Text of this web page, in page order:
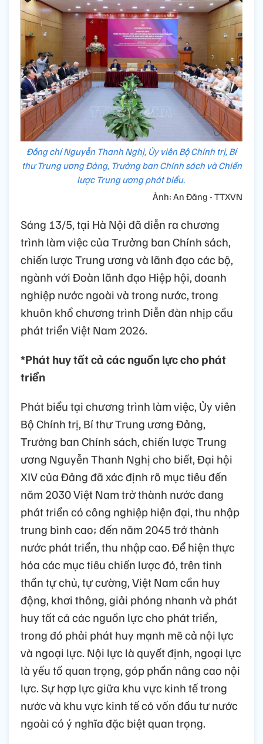
Đồng chí Nguyễn Thanh Nghị, Ủy viên Bộ Chính trị, Bí
thư Trung ương Đảng, Trưởng ban Chính sách và Chiến
lược Trung ương phát biểu.
Ảnh: An Đăng - TTXVN
Sáng 13/5, tại Hà Nội đã diễn ra chương
trình làm việc của Trưởng ban Chính sách,
chiến lược Trung ương và lãnh đạo các bộ,
ngành với Đoàn lãnh đạo Hiệp hội, doanh
nghiệp nước ngoài và trong nước, trong
khuôn khổ chương trình Diễn đàn nhịp cầu
phát triển Việt Nam 2026.
*Phát huy tất cả các nguồn lực cho phát
triển
Phát biểu tại chương trình làm việc, Ủy viên
Bộ Chính trị, Bí thư Trung ương Đảng,
Trưởng ban Chính sách, chiến lược Trung
ương Nguyễn Thanh Nghị cho biết, Đại hội
XIV của Đảng đã xác định rõ mục tiêu đến
năm 2030 Việt Nam trở thành nước đang
phát triển có công nghiệp hiện đại, thu nhập
trung bình cao; đến năm 2045 trở thành
nước phát triển, thu nhập cao. Để hiện thực
hóa các mục tiêu chiến lược đó, trên tinh
thần tự chủ, tự cường, Việt Nam cần huy
động, khơi thông, giải phóng nhanh và phát
huy tất cả các nguồn lực cho phát triển,
trong đó phải phát huy mạnh mẽ cả nội lực
và ngoại lực. Nội lực là quyết định, ngoại lực
là yếu tố quan trọng, góp phần nâng cao nội
lực. Sự hợp lực giữa khu vực kinh tế trong
nước và khu vực kinh tế có vốn đầu tư nước
ngoài có ý nghĩa đặc biệt quan trọng.